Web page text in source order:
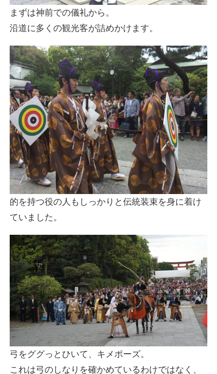
まずは神前での儀礼から。
沿道に多くの観光客が詰めかけます。
的を持つ役の人もしっかりと伝統装束を身に着け
ていました。
弓をググっとひいて、キメポーズ。
これは弓のしなりを確かめているわけではなく、